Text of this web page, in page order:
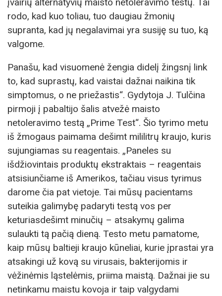
įvairių alternatyvių maisto netoleravimo testų. Tai
rodo, kad kuo toliau, tuo daugiau žmonių
supranta, kad jų negalavimai yra susiję su tuo, ką
valgome.
Panašu, kad visuomenė žengia didelį žingsnį link
to, kad suprastų, kad vaistai dažnai naikina tik
simptomus, o ne priežastis“. Gydytoja J. Tulčina
pirmoji į pabaltijo šalis atvežė maisto
netoleravimo testą „Prime Test“. Šio tyrimo metu
iš žmogaus paimama dešimt mililitrų kraujo, kuris
sujungiamas su reagentais. „Paneles su
išdžiovintais produktų ekstraktais – reagentais
atsisiunčiame iš Amerikos, tačiau visus tyrimus
darome čia pat vietoje. Tai mūsų pacientams
suteikia galimybę padaryti testą vos per
keturiasdešimt minučių – atsakymų galima
sulaukti tą pačią dieną. Testo metu pamatome,
kaip mūsų baltieji kraujo kūneliai, kurie įprastai yra
atsakingi už kovą su virusais, bakterijomis ir
vėžinėmis ląstelėmis, priima maistą. Dažnai jie su
netinkamu maistu kovoja ir taip valgydami